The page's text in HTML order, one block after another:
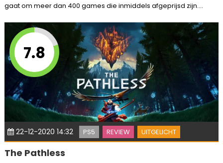
gaat om meer dan 400 games die inmiddels afgeprijsd zijn....
7.8
22-12-2020 14:32 PS5 REVIEW UITGELICHT
The Pathless